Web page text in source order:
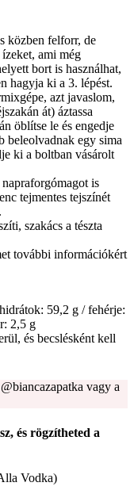
közben felforr, de
ami még
bort is használhat,
hagyja ki a 3. lépést.
azt javaslom,
át) áztassa
öblítse le és engedje
beleolvadnak egy sima
ki a boltban vásárolt
is
tejmentes tejszínét
szakács a tészta
további információkért
59,2 g / fehérje:
2,5 g
és becslésként kell
vagy a
és rögzítheted a